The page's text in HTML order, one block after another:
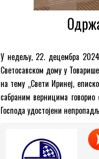
У недељу, 22. децембра
Светосавском дому у
на тему „Свети Иринеј,
сабраним верницима
Господа удостојени